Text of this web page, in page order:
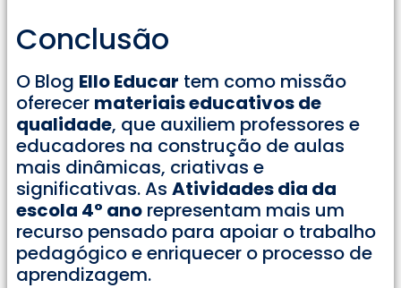
Conclusão
O Blog Ello Educar tem como missão
oferecer materiais educativos de
qualidade, que auxiliem professores e
educadores na construção de aulas
mais dinâmicas, criativas e
significativas. As Atividades dia da
escola 4° ano representam mais um
recurso pensado para apoiar o trabalho
pedagógico e enriquecer o processo de
aprendizagem.